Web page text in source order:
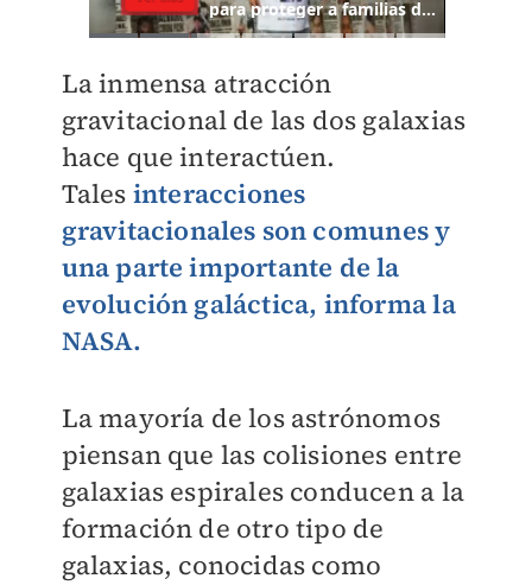
La inmensa atracción
gravitacional de las dos galaxias
hace que interactúen.
Tales interacciones
gravitacionales son comunes y
una parte importante de la
evolución galáctica, informa la
NASA.
La mayoría de los astrónomos
piensan que las colisiones entre
galaxias espirales conducen a la
formación de otro tipo de
galaxias, conocidas como